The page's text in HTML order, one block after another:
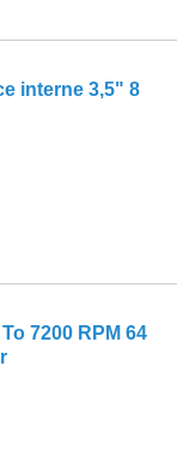
interne 3,5" 8
7200 RPM 64